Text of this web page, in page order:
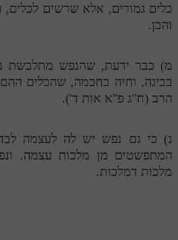
כלים גמורים, אלא שרשים
והבן.
מ) כבר ידעת, שהנפש מתלבשת
בבינה, וחיה בחכמה, שהכלים
הרב (ח"ג פ"א אות ד').
נ) כי גם נפש יש לה לעצמה
המתפשטים מן מלכות עצמה.
מלכות דמלכות.